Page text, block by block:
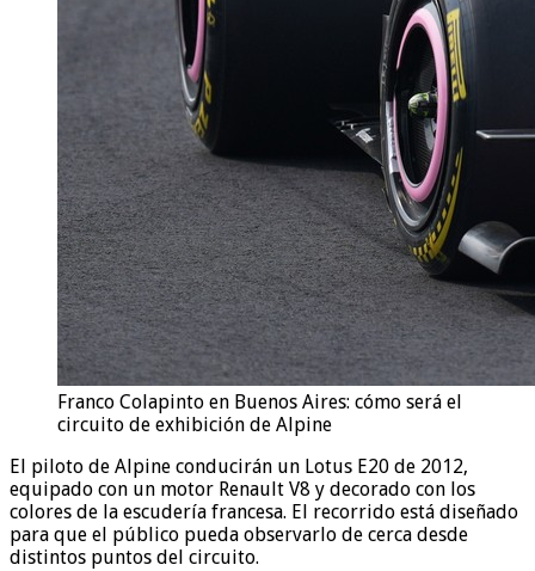
Franco Colapinto en Buenos Aires: cómo será el
circuito de exhibición de Alpine
El piloto de Alpine conducirán un Lotus E20 de 2012,
equipado con un motor Renault V8 y decorado con los
colores de la escudería francesa. El recorrido está diseñado
para que el público pueda observarlo de cerca desde
distintos puntos del circuito.